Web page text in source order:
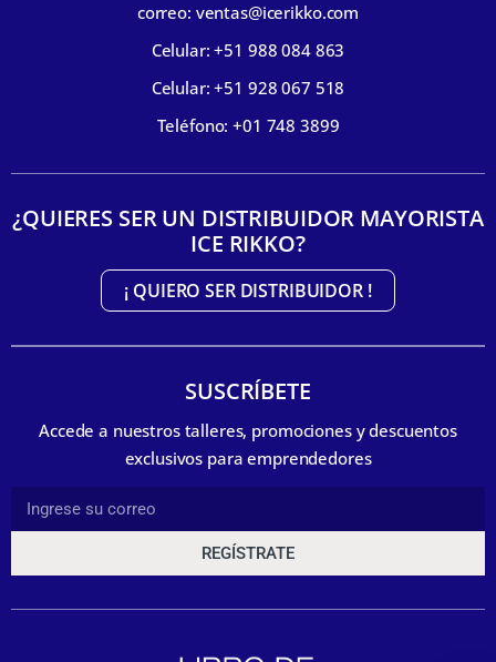
correo: ventas@icerikko.com
Celular: +51 988 084 863
Celular: +51 928 067 518
Teléfono: +01 748 3899
¿QUIERES SER UN DISTRIBUIDOR MAYORISTA
ICE RIKKO?
¡ QUIERO SER DISTRIBUIDOR !
SUSCRÍBETE
Accede a nuestros talleres, promociones y descuentos
exclusivos para emprendedores
REGÍSTRATE